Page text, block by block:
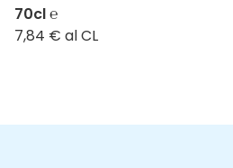
70cl ℮
7,84 € al CL